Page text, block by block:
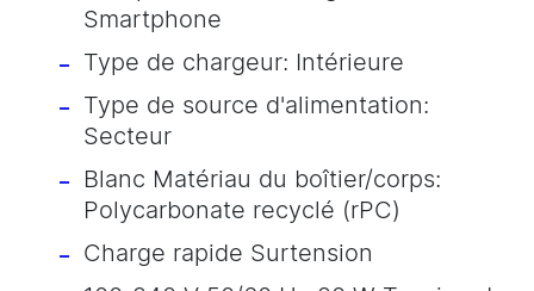
Smartphone
Type de chargeur: Intérieure
Type de source d'alimentation:
Secteur
Blanc Matériau du boîtier/corps:
Polycarbonate recyclé (rPC)
Charge rapide Surtension